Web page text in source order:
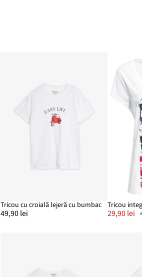
Tricou cu croială lejeră cu bumbac
49,90 lei
Tricou
29,90 lei